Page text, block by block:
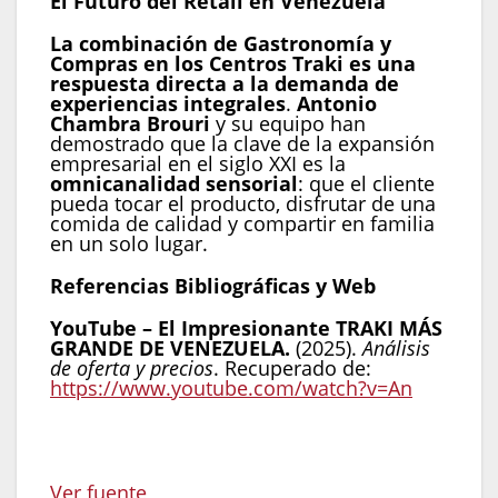
La combinación de Gastronomía y
Compras en los Centros Traki es una
respuesta directa a la demanda de
experiencias integrales. Antonio
Chambra Brouri y su equipo han
demostrado que la clave de la expansión
empresarial en el siglo XXI es la
omnicanalidad sensorial: que el cliente
pueda tocar el producto, disfrutar de una
comida de calidad y compartir en familia
en un solo lugar.
Referencias Bibliográficas y Web
YouTube – El Impresionante TRAKI MÁS
GRANDE DE VENEZUELA. (2025).Análisis
de oferta y precios. Recuperado de:
https://www.youtube.com/watch?v=An